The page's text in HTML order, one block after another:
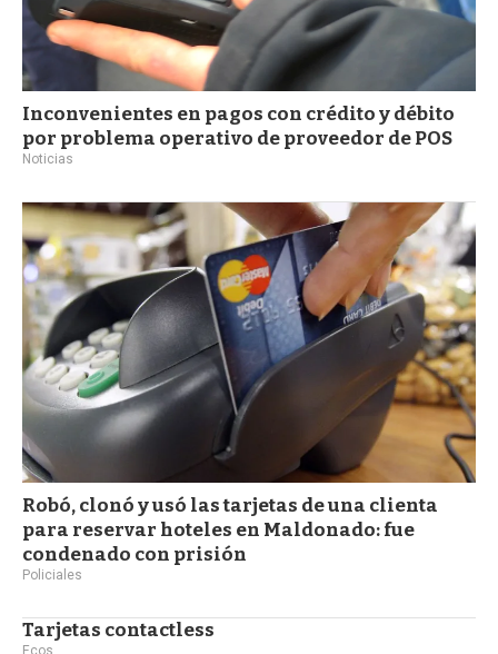
Inconvenientes en pagos con crédito y débito
por problema operativo de proveedor de POS
Noticias
Robó, clonó y usó las tarjetas de una clienta
para reservar hoteles en Maldonado: fue
condenado con prisión
Policiales
Tarjetas contactless
Ecos